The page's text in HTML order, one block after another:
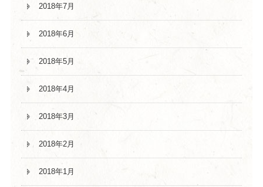
2018年7月
2018年6月
2018年5月
2018年4月
2018年3月
2018年2月
2018年1月